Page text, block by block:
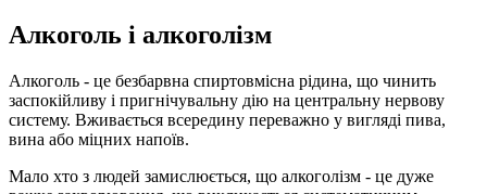
Алкоголь і алкоголізм
Алкоголь - це безбарвна спиртовмісна рідина, що чинить
заспокійливу і пригнічувальну дію на центральну нервову
систему. Вживається всередину переважно у вигляді пива,
вина або міцних напоїв.
Мало хто з людей замислюється, що алкоголізм - це дуже